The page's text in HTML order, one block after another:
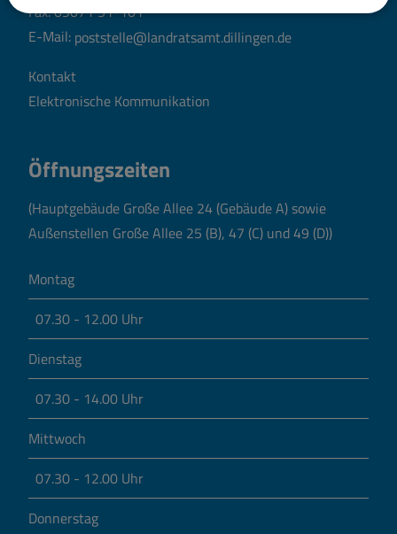
Fax: 09071 51-101
E-Mail: poststelle@landratsamt.dillingen.de
Kontakt
Elektronische Kommunikation
Öffnungszeiten
(Hauptgebäude Große Allee 24 (Gebäude A) sowie
Außenstellen Große Allee 25 (B), 47 (C) und 49 (D))
Montag
07.30 - 12.00 Uhr
Dienstag
07.30 - 14.00 Uhr
Mittwoch
07.30 - 12.00 Uhr
Donnerstag